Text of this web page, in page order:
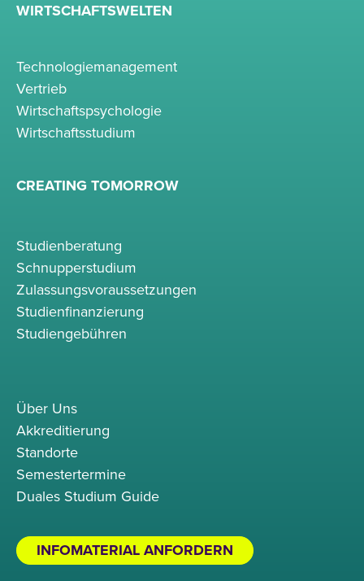
WIRTSCHAFTSWELTEN
Technologiemanagement
Vertrieb
Wirtschaftspsychologie
Wirtschaftsstudium
CREATING TOMORROW
Studienberatung
Schnupperstudium
Zulassungsvoraussetzungen
Studienfinanzierung
Studiengebühren
Über Uns
Akkreditierung
Standorte
Semestertermine
Duales Studium Guide
INFOMATERIAL ANFORDERN